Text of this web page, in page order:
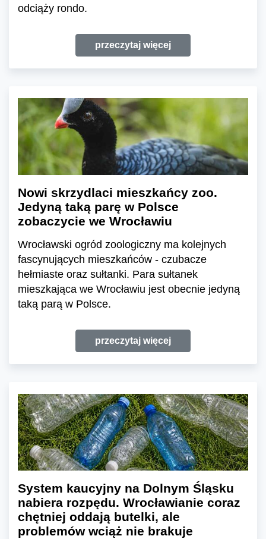
odciąży rondo.
przeczytaj więcej
Nowi skrzydlaci mieszkańcy zoo.
Jedyną taką parę w Polsce
zobaczycie we Wrocławiu
Wrocławski ogród zoologiczny ma kolejnych
fascynujących mieszkańców - czubacze
hełmiaste oraz sułtanki. Para sułtanek
mieszkająca we Wrocławiu jest obecnie jedyną
taką parą w Polsce.
przeczytaj więcej
System kaucyjny na Dolnym Śląsku
nabiera rozpędu. Wrocławianie coraz
chętniej oddają butelki, ale
problemów wciąż nie brakuje